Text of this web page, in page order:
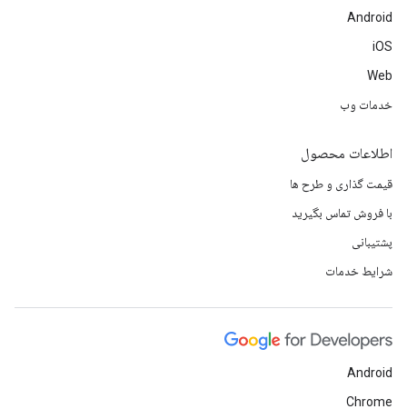
Android
iOS
Web
خدمات وب
اطلاعات محصول
قیمت گذاری و طرح ها
با فروش تماس بگیرید
پشتیبانی
شرایط خدمات
Android
Chrome